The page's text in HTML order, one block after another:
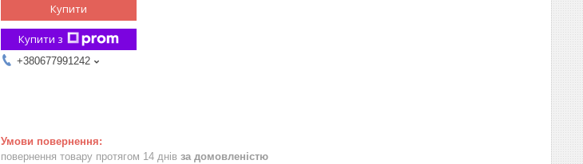
Купити
Купити з
+380677991242
повернення товару протягом 14 днів за домовленістю